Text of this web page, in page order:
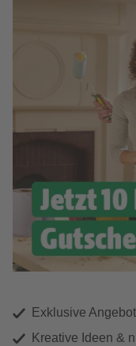
Exklusive
Kreative Ideen &